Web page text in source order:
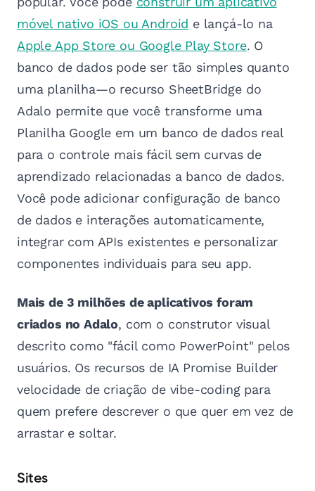
móvel nativo iOS ou Android e lançá-lo na
Apple App Store ou Google Play Store. O
banco de dados pode ser tão simples quanto
uma planilha—o recurso SheetBridge do
Adalo permite que você transforme uma
Planilha Google em um banco de dados real
para o controle mais fácil sem curvas de
aprendizado relacionadas a banco de dados.
Você pode adicionar configuração de banco
de dados e interações automaticamente,
integrar com APIs existentes e personalizar
componentes individuais para seu app.
Mais de 3 milhões de aplicativos foram
criados no Adalo, com o construtor visual
descrito como "fácil como PowerPoint" pelos
usuários. Os recursos de IA Promise Builder
velocidade de criação de vibe-coding para
quem prefere descrever o que quer em vez de
arrastar e soltar.
Sites